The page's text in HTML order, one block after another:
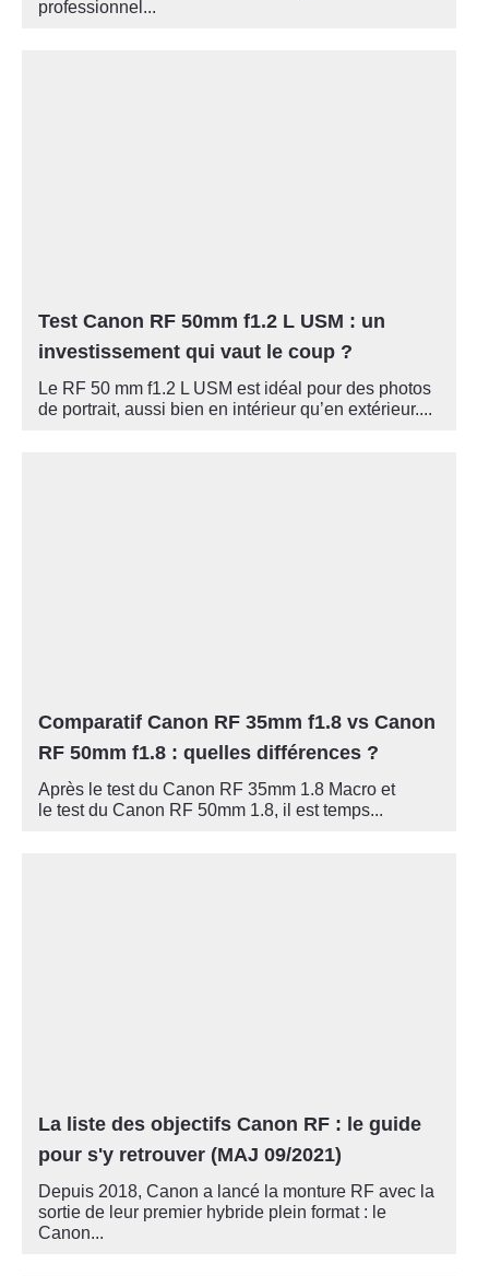
professionnel...
Test Canon RF 50mm f1.2 L USM : un
investissement qui vaut le coup ?
Le RF 50 mm f1.2 L USM est idéal pour des photos
de portrait, aussi bien en intérieur qu’en extérieur....
Comparatif Canon RF 35mm f1.8 vs Canon
RF 50mm f1.8 : quelles différences ?
Après le test du Canon RF 35mm 1.8 Macro et
le test du Canon RF 50mm 1.8, il est temps...
La liste des objectifs Canon RF : le guide
pour s'y retrouver (MAJ 09/2021)
Depuis 2018, Canon a lancé la monture RF avec la
sortie de leur premier hybride plein format : le
Canon...